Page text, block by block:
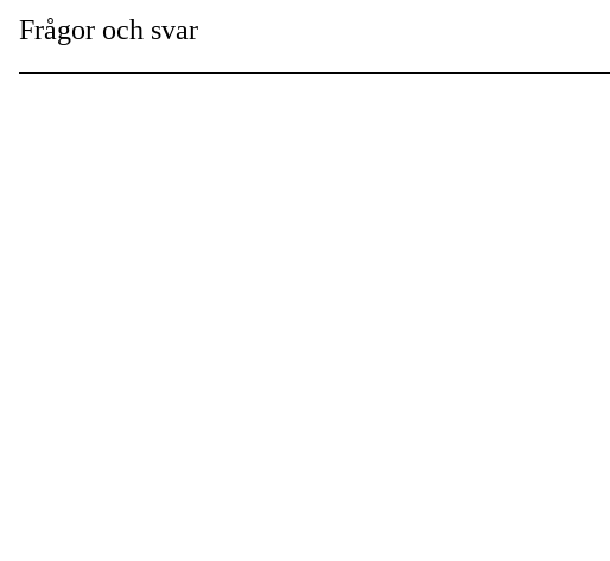
Frågor och svar